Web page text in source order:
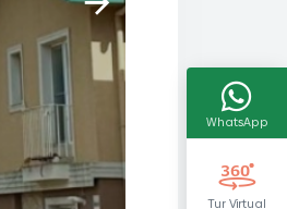
WhatsApp
Tur Virtual